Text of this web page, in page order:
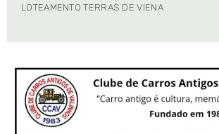
LOTEAMENTO TERRAS DE VIENA